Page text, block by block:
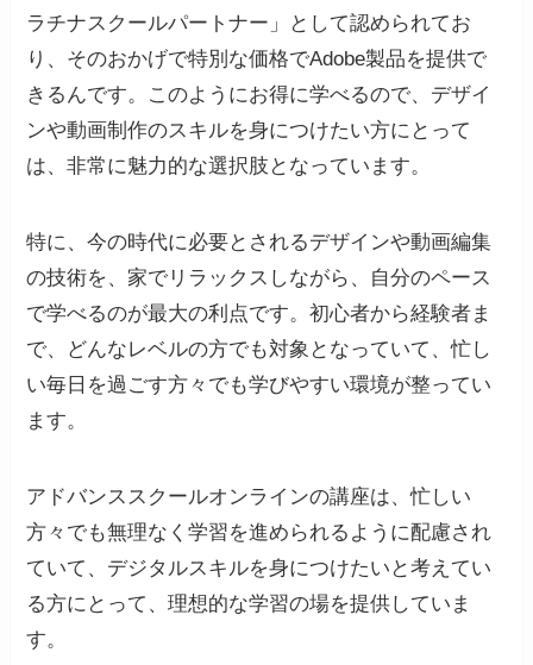
ラチナスクールパートナー」として認められてお
り、そのおかげで特別な価格でAdobe製品を提供で
きるんです。このようにお得に学べるので、デザイ
ンや動画制作のスキルを身につけたい方にとって
は、非常に魅力的な選択肢となっています。
特に、今の時代に必要とされるデザインや動画編集
の技術を、家でリラックスしながら、自分のペース
で学べるのが最大の利点です。初心者から経験者ま
で、どんなレベルの方でも対象となっていて、忙し
い毎日を過ごす方々でも学びやすい環境が整ってい
ます。
アドバンススクールオンラインの講座は、忙しい
方々でも無理なく学習を進められるように配慮され
ていて、デジタルスキルを身につけたいと考えてい
る方にとって、理想的な学習の場を提供していま
す。